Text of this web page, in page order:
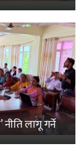
लागू गर्ने